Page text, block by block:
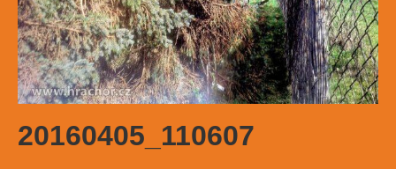
20160405_110607